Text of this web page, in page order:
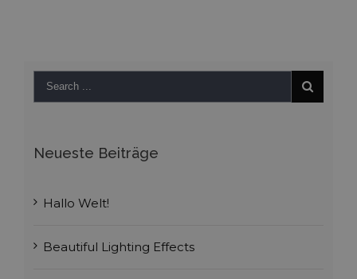
Neueste Beiträge
Hallo Welt!
Beautiful Lighting Effects